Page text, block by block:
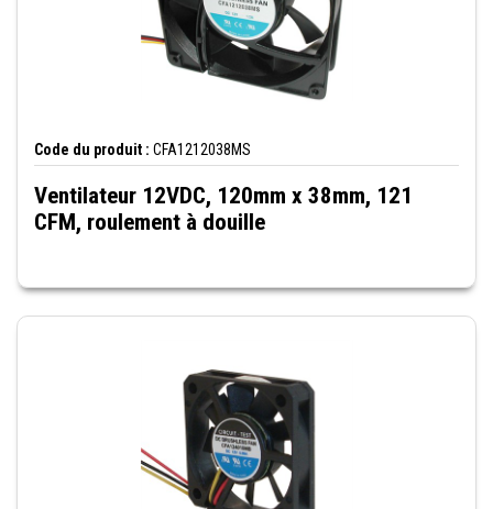
Code du produit : CFA1212038MS
Ventilateur 12VDC, 120mm x 38mm, 121
CFM, roulement à douille